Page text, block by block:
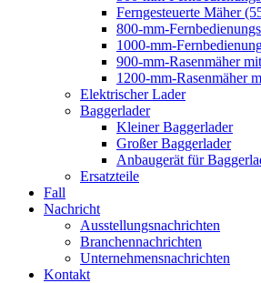
Ferngesteuerte Mäher
800-mm-
1000-mm-
900-mm-Rasenmäher
1200-mm-Rasenmäher
Elektrischer Lader
Baggerlader
Kleiner Baggerlader
Großer Baggerlader
Anbaugerät für
Ersatzteile
Fall
Nachricht
Ausstellungsnachrichten
Branchennachrichten
Unternehmensnachrichten
Kontakt